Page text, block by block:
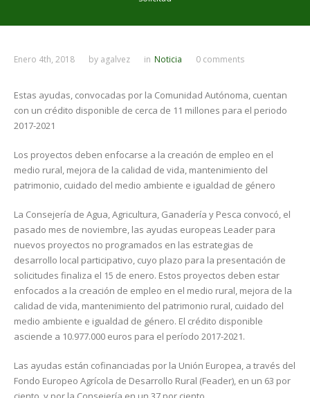
Enero 4th, 2018 by agalvez in Noticia 0 comments
Estas ayudas, convocadas por la Comunidad Autónoma, cuentan
con un crédito disponible de cerca de 11 millones para el periodo
2017-2021
Los proyectos deben enfocarse a la creación de empleo en el
medio rural, mejora de la calidad de vida, mantenimiento del
patrimonio, cuidado del medio ambiente e igualdad de género
La Consejería de Agua, Agricultura, Ganadería y Pesca convocó, el
pasado mes de noviembre, las ayudas europeas Leader para
nuevos proyectos no programados en las estrategias de
desarrollo local participativo, cuyo plazo para la presentación de
solicitudes finaliza el 15 de enero. Estos proyectos deben estar
enfocados a la creación de empleo en el medio rural, mejora de la
calidad de vida, mantenimiento del patrimonio rural, cuidado del
medio ambiente e igualdad de género. El crédito disponible
asciende a 10.977.000 euros para el período 2017-2021.
Las ayudas están cofinanciadas por la Unión Europea, a través del
Fondo Europeo Agrícola de Desarrollo Rural (Feader), en un 63 por